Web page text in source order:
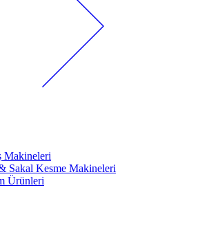
Makineleri
Sakal Kesme Makineleri
Ürünleri